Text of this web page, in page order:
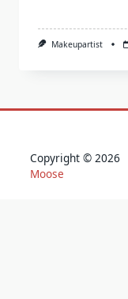
Makeupartist
Copyright © 2026
Moose